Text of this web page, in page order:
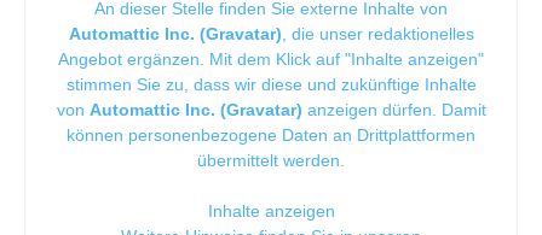
An dieser Stelle finden Sie externe Inhalte von
Automattic Inc. (Gravatar) , die unser redaktionelles
Angebot ergänzen. Mit dem Klick auf "Inhalte anzeigen"
stimmen Sie zu, dass wir diese und zukünftige Inhalte
von Automattic Inc. (Gravatar) anzeigen dürfen. Damit
können personenbezogene Daten an Drittplattformen
übermittelt werden.
Inhalte anzeigen